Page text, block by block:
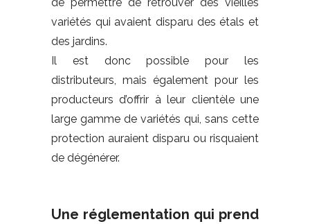
variétés qui avaient disparu des étals et
des jardins.
Il est donc possible pour les
distributeurs, mais également pour les
producteurs d’offrir à leur clientèle une
large gamme de variétés qui, sans cette
protection auraient disparu ou risquaient
de dégénérer.
Une réglementation qui prend